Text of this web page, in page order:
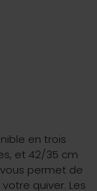
en trois
et 42/35 cm
permet de
quiver. Les